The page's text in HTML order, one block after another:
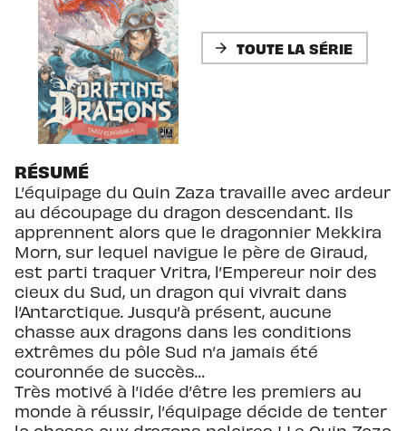
arrow_forward TOUTE LA SÉRIE
RÉSUMÉ
L’équipage du Quin Zaza travaille avec ardeur
au découpage du dragon descendant. Ils
apprennent alors que le dragonnier Mekkira
Morn, sur lequel navigue le père de Giraud,
est parti traquer Vritra, l’Empereur noir des
cieux du Sud, un dragon qui vivrait dans
l’Antarctique. Jusqu’à présent, aucune
chasse aux dragons dans les conditions
extrêmes du pôle Sud n’a jamais été
couronnée de succès…
Très motivé à l’idée d’être les premiers au
monde à réussir, l’équipage décide de tenter